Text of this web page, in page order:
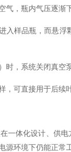
气，瓶内气压逐渐
入样品瓶，而悬
时，系统关闭真
，可直接用于后
一体化设计、供
源环境下仍能正常